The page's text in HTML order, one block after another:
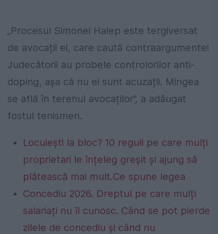
„Procesul Simonei Halep este tergiversat
de avocații ei, care caută contraargumente!
Judecătorii au probele controlorilor anti-
doping, așa că nu ei sunt acuzații. Mingea
se află în terenul avocaților”, a adăugat
fostul tenismen.
Locuiești la bloc? 10 reguli pe care mulți
proprietari le înțeleg greșit și ajung să
plătească mai mult.Ce spune legea
Concediu 2026. Dreptul pe care mulți
salariați nu îl cunosc. Când se pot pierde
zilele de concediu și când nu